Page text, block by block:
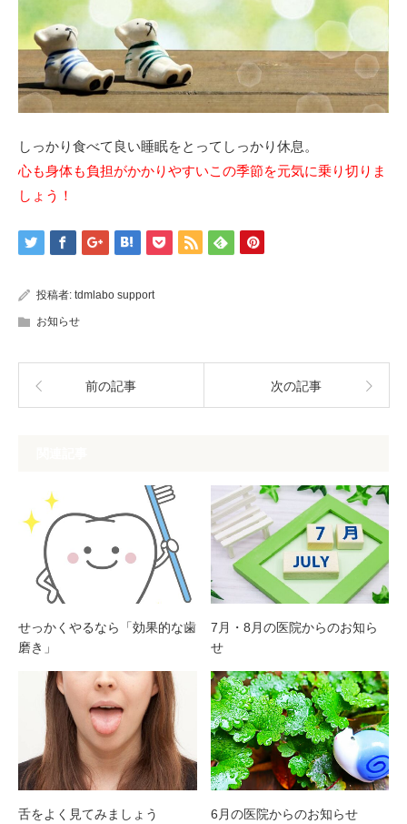
しっかり食べて良い睡眠をとってしっかり休息。
心も身体も負担がかかりやすいこの季節を元気に乗り切りま
しょう！
投稿者: tdmlabo support
お知らせ
前の記事 次の記事
せっかくやるなら「効果的な⻭
磨き」
7月・8月の医院からのお知ら
せ
舌をよく見てみましょう 6月の医院からのお知らせ